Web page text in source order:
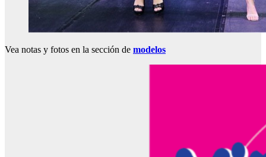
Vea notas y fotos en la sección de modelos